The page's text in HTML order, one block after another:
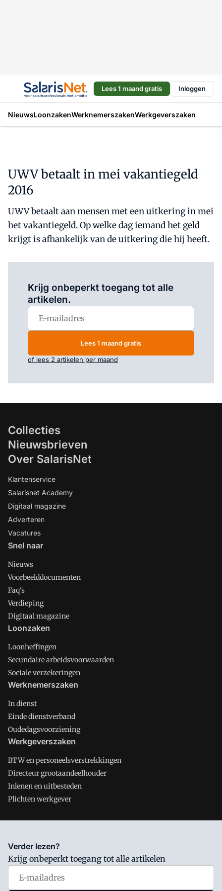
Lees 1 maand gratis Inloggen
NieuwsLoonzakenWerknemerszakenWerkgeverszaken
UWV betaalt in mei vakantiegeld
2016
UWV betaalt aan mensen met een uitkering in mei
het vakantiegeld. Op welke dag iemand het geld
krijgt is afhankelijk van de uitkering die hij heeft.
Krijg onbeperkt toegang tot alle
artikelen.
Lees 1 maand gratis
of lees 2 artikelen per maand
Collecties
Nieuwsbrieven
Over SalarisNet
Klantenservice
Salarisnet Academy
Digitaal magazine
Adverteren
Vacatures
Snel naar
Nieuws
Voorbeelddocumenten
Faq's
Verdieping
Digitaal magazine
Loonzaken
Loonheffingen
Secundaire arbeidsvoorwaarden
Sociale verzekeringen
Werknemerszaken
In dienst
Einde dienstverband
Oudedagsvoorziening
Werkgeverszaken
BTW en personeelsverstrekkingen
Directeur grootaandeelhouder
Inlenen en uitbesteden
Plichten werkgever
Salarisnet is onderdeel van VMN media. Lees in
waar VMN media voor staat. Op gebruik van deze site zijn de
volgende regelingen van toepassing:Algemene Voorwaarden
Privacy en Cookie beleid
Verder lezen?
Krijg onbeperkt toegang tot alle artikelen